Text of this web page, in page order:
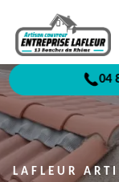
04
LAFLEUR